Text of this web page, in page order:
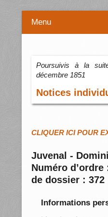
Menu
Poursuivis à la
décembre 1851
Notices
CLIQUER ICI POUR
Juvenal -
Numéro d’ordre
de dossier : 372
Informations